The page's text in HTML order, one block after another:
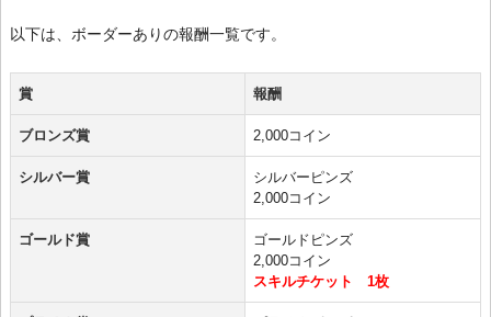
以下は、ボーダーありの報酬一覧です。
賞 報酬
ブロンズ賞 2,000コイン
シルバー賞
シルバーピンズ
2,000コイン
ゴールド賞
ゴールドピンズ
2,000コイン
スキルチケット 1枚